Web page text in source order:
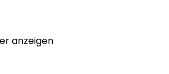
anzeigen